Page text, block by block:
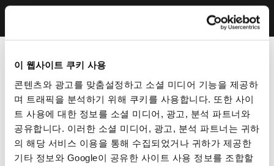
이 웹사이트 쿠키 사용
콘텐츠와 광고를 맞춤설정하고 소셜 미디어 기능을 제공하
며 트래픽을 분석하기 위해 쿠키를 사용합니다. 또한 사이
트 사용에 대한 정보를 소셜 미디어, 광고, 분석 파트너와
공유합니다. 이러한 소셜 미디어, 광고, 분석 파트너는 귀하
의 해당 서비스 이용을 통해 수집되었거나 귀하가 제공한
기타 정보와 Google이 공유한 사이트 사용 정보를 조합할